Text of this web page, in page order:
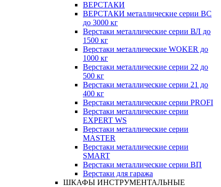
ВЕРСТАКИ
ВЕРСТАКИ металлические серии ВС
до 3000 кг
Верстаки металлические серии ВЛ до
1500 кг
Верстаки металлические WOKER до
1000 кг
Верстаки металлические серии 22 до
500 кг
Верстаки металлические серии 21 до
400 кг
Верстаки металлические серии PROFI
Верстаки металлические серии
EXPERT WS
Верстаки металлические серии
MASTER
Верстаки металлические серии
SMART
Верстаки металлические серии ВП
Верстаки для гаража
ШКАФЫ ИНСТРУМЕНТАЛЬНЫЕ